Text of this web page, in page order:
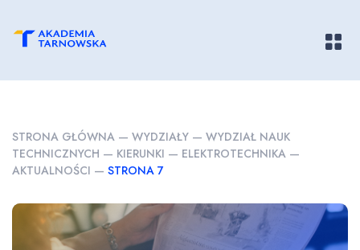
STRONA GŁÓWNA — WYDZIAŁY — WYDZIAŁ NAUK
TECHNICZNYCH — KIERUNKI — ELEKTROTECHNIKA —
AKTUALNOŚCI — STRONA 7